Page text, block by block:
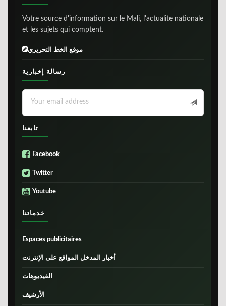
Votre source d'information sur le Mali, l'actualite nationale
et les sujets qui comptent.
موقع الخط التحريري
رسالة إخبارية
تابعنا
Facebook
Twitter
Youtube
خدماتنا
Espaces publicitaires
أخبار المدخل المواقع على الإنترنت
الفيديوهات
الأرشيف